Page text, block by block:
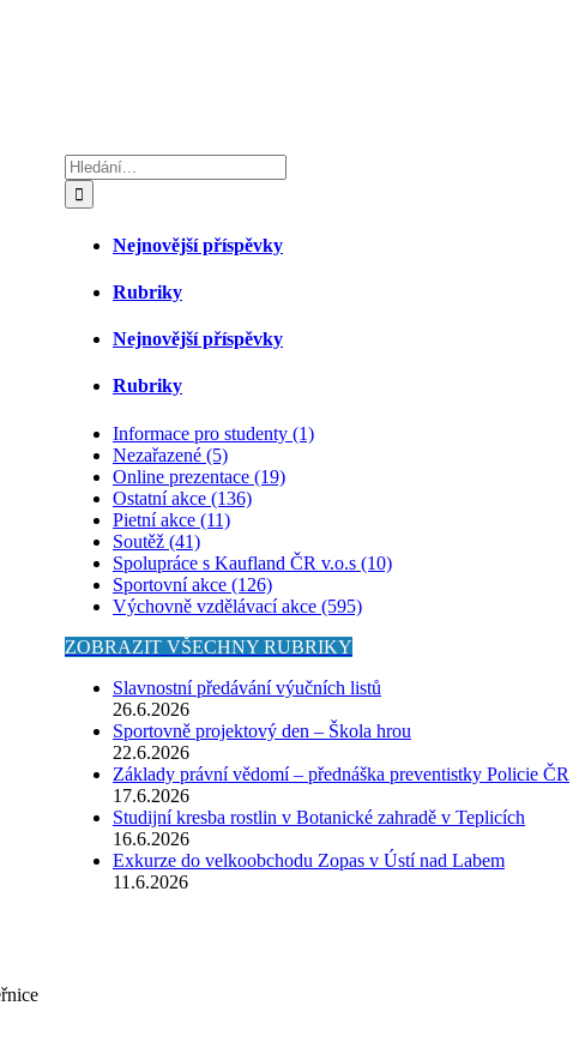
Hledat:
Nejnovější příspěvky
Rubriky
Nejnovější příspěvky
Rubriky
Informace pro studenty (1)
Nezařazené (5)
Online prezentace (19)
Ostatní akce (136)
Pietní akce (11)
Soutěž (41)
Spolupráce s Kaufland ČR v.o.s (10)
Sportovní akce (126)
Výchovně vzdělávací akce (595)
ZOBRAZIT VŠECHNY RUBRIKY
Slavnostní předávání výučních listů
26.6.2026
Sportovně projektový den – Škola hrou
22.6.2026
Základy právní vědomí – přednáška preventistky Policie ČR
17.6.2026
Studijní kresba rostlin v Botanické zahradě v Teplicích
16.6.2026
Exkurze do velkoobchodu Zopas v Ústí nad Labem
11.6.2026